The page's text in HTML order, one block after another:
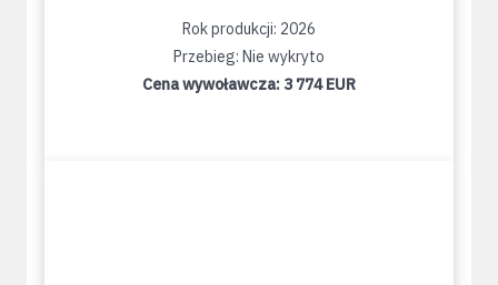
Rok produkcji: 2026
Przebieg: Nie wykryto
Cena wywoławcza: 3 774 EUR